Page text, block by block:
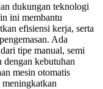
dukungan teknologi
ini membantu
efisiensi kerja, serta
Ada
tipe manual, semi
dengan kebutuhan
mesin otomatis